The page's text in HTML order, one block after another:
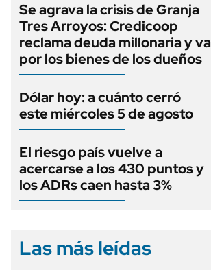
Se agrava la crisis de Granja
Tres Arroyos: Credicoop
reclama deuda millonaria y va
por los bienes de los dueños
Dólar hoy: a cuánto cerró
este miércoles 5 de agosto
El riesgo país vuelve a
acercarse a los 430 puntos y
los ADRs caen hasta 3%
Las más leídas